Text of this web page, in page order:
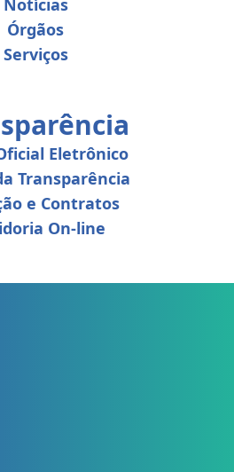
Notícias
Órgãos
Serviços
Eletrônico
Transparência
e Contratos
On-line